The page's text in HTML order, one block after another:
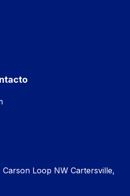
Loop NW Cartersville,